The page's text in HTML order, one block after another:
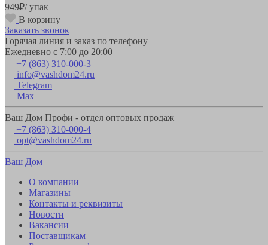
949₽/ упак
В корзину
Заказать звонок
Горячая линия и заказ по телефону
Ежедневно с 7:00 до 20:00
+7 (863) 310-000-3
info@vashdom24.ru
Telegram
Max
Ваш Дом Профи - отдел оптовых продаж
+7 (863) 310-000-4
opt@vashdom24.ru
Ваш Дом
О компании
Магазины
Контакты и реквизиты
Новости
Вакансии
Поставщикам